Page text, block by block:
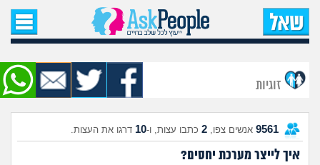
עמוד הבית
שאל שאלה
שאלות חדשות
שאלות שעוררו עניין
זוגיות
9561 אנשים צפו, 2 כתבו עצות, ו-10 דרגו את העצות.
איך לייצר מערכת יחסים?